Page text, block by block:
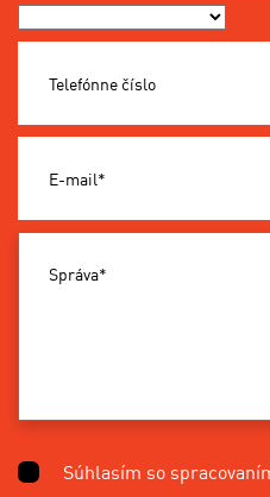
Okres*
Telefónne číslo
E-mail*
Správa*
Súhlasím so